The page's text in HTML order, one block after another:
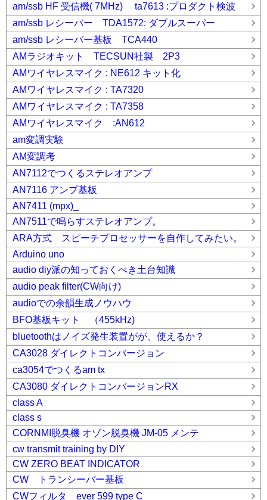
am/ssb HF 受信機( 7MHz) ta7613 :プロダクト検波
am/ssb レシーバー TDA1572: ダブルスーパー
am/ssb レシーバー基板 TCA440
AMラジオキット TECSUN社製 2P3
AMワイヤレスマイク : NE612 キット化
AMワイヤレスマイク : TA7320
AMワイヤレスマイク : TA7358
AMワイヤレスマイク :AN612
am変調実験
AM変調考
AN7112でつくるステレオアンプ
AN7116 アンプ基板
AN7411 (mpx)_
AN7511で鳴らすステレオアンプ。
ARA方式 スピーチプロセッサーを自作してみたい。
Arduino uno
audio diy派の知っておくべき土台知識
audio peak filter(CW向け)
audioでの余韻生成ノウハウ
BFO基板キット （455kHz)
bluetoothはノイズ発生装置がが、使えるか？
CA3028 ダイレクトコンバージョン
ca3054でつくるam tx
CA3080 ダイレクトコンバージョンRX
class A
class s
CORNMI脱臭機 オゾン脱臭機 JM-05 メンテ
cw transmit training by DIY
CW ZERO BEAT INDICATOR
CW トランシーバー基板
CWフィルタ ever 599 type C